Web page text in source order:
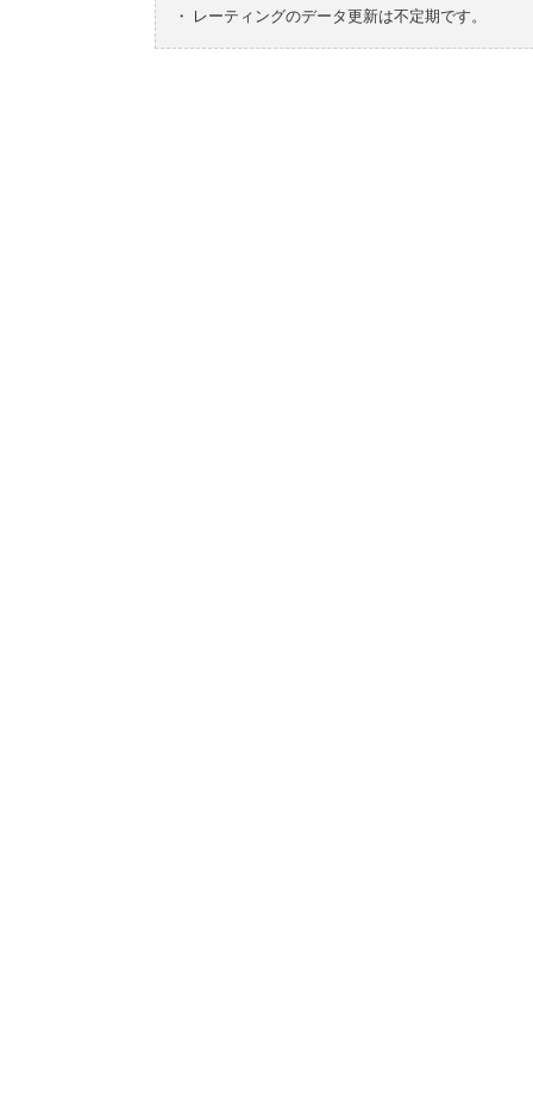
・ レーティングのデータ更新は不定期です。